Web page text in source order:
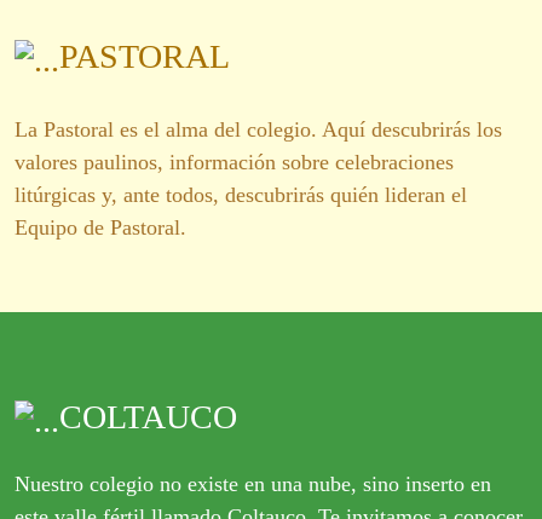
PASTORAL
La Pastoral es el alma del colegio. Aquí descubrirás los
valores paulinos, información sobre celebraciones
litúrgicas y, ante todos, descubrirás quién lideran el
Equipo de Pastoral.
COLTAUCO
Nuestro colegio no existe en una nube, sino inserto en